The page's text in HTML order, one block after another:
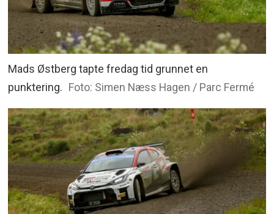
Mads Østberg tapte fredag tid grunnet en
punktering. Foto: Simen Næss Hagen / Parc Fermé